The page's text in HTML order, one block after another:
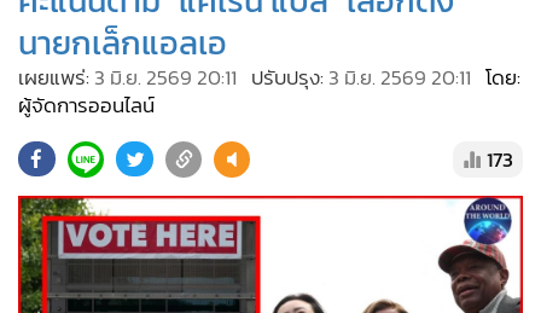
• Green Innovation & SD
• Management & HR
• MGR Live
• Infographic
• การเมือง
• ท่องเที่ยว
• กีฬา
• ต่างประเทศ
นายกเล็กแอลเอ
เผยแพร่: 3 มิ.ย. 2569 20:11 ปรับปรุง: 3 มิ.ย. 2569 20:11 โดย:
ผู้จัดการออนไลน์
173